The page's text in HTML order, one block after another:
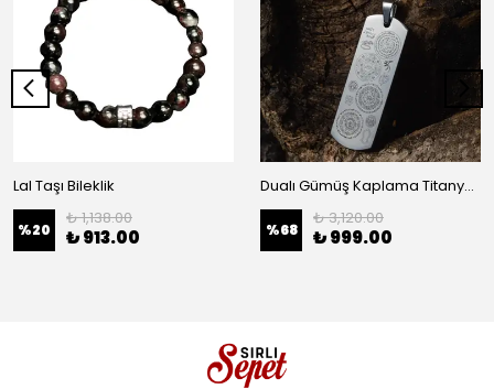
Lal Taşı Bileklik
%20
₺ 1,138.00
₺ 913.00
Dualı Gümüş Kaplama Titanyum Dikdörtgen Çelik Kolye
%68
₺ 3,120.00
₺ 999.00